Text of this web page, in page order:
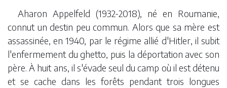
Aharon Appelfeld (1932-2018), né en Roumanie,
connut un destin peu commun. Alors que sa mère est
assassinée, en 1940, par le régime allié d'Hitler, il subit
l'enfermement du ghetto, puis la déportation avec son
père. À huit ans, il s'évade seul du camp où il est détenu
et se cache dans les forêts pendant trois longues